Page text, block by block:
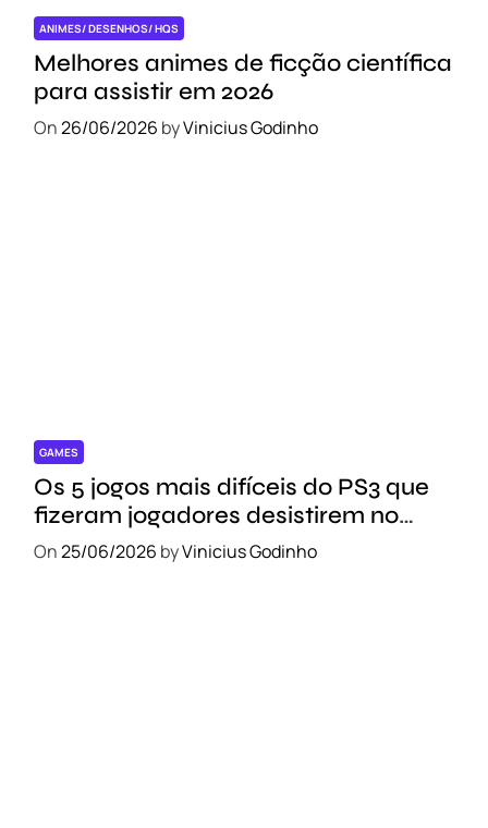
ANIMES/ DESENHOS/ HQS
Melhores animes de ficção científica
para assistir em 2026
On26/06/2026 byVinicius Godinho
GAMES
Os 5 jogos mais difíceis do PS3 que
fizeram jogadores desistirem no
meio do caminho
On25/06/2026 byVinicius Godinho